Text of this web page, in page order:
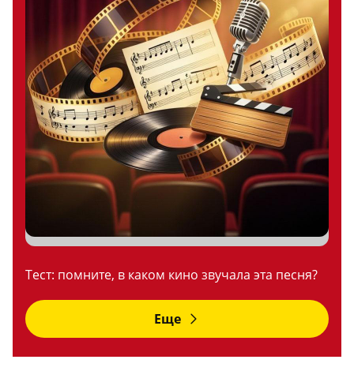
Тест: помните, в каком кино звучала эта песня?
Еще